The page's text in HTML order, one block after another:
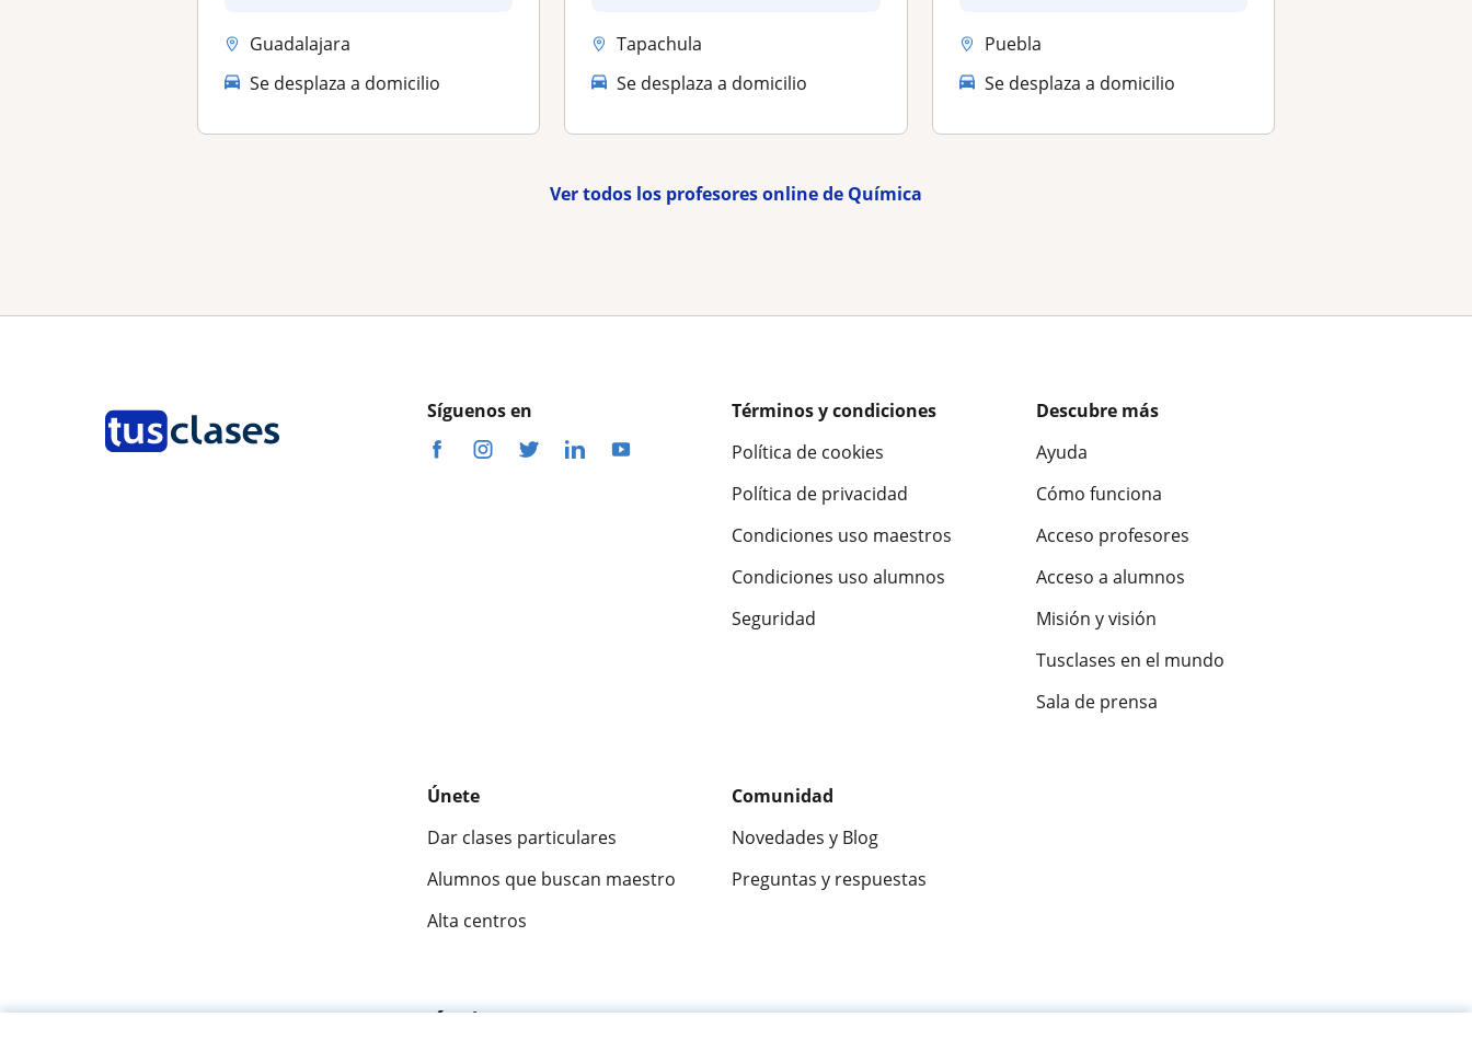
Guadalajara
Se desplaza a domicilio
Tapachula
Se desplaza a domicilio
Puebla
Se desplaza a domicilio
Ver todos los profesores online de Química
Síguenos en
Términos y condiciones
Política de cookies
Política de privacidad
Condiciones uso maestros
Condiciones uso alumnos
Seguridad
Descubre más
Ayuda
Cómo funciona
Acceso profesores
Acceso a alumnos
Misión y visión
Tusclases en el mundo
Sala de prensa
Únete
Dar clases particulares
Alumnos que buscan maestro
Alta centros
Comunidad
Novedades y Blog
Preguntas y respuestas
Fantástica 9,5/10 ★★★★★